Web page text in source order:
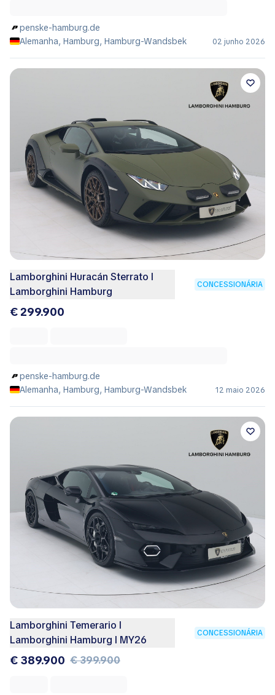
penske-hamburg.de
Alemanha, Hamburg, Hamburg-Wandsbek
02 junho 2026
Lamborghini Huracán Sterrato I
Lamborghini Hamburg
CONCESSIONÁRIA
€ 299.900
penske-hamburg.de
Alemanha, Hamburg, Hamburg-Wandsbek
12 maio 2026
Lamborghini Temerario I
Lamborghini Hamburg I MY26
CONCESSIONÁRIA
€ 389.900 € 399.900